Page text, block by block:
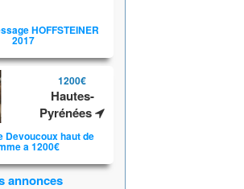
HOFFSTEINER
2017
1200€
Hautes-
Pyrénées
Devoucoux haut de
a 1200€
annonces